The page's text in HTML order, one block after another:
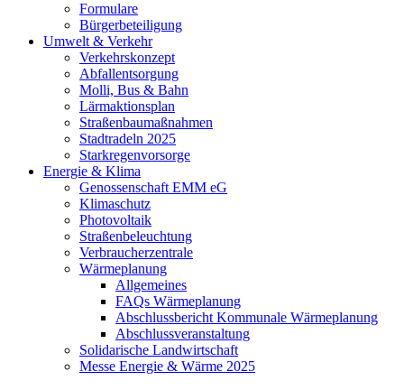
Formulare
Bürgerbeteiligung
Umwelt & Verkehr
Verkehrskonzept
Abfallentsorgung
Molli, Bus & Bahn
Lärmaktionsplan
Straßenbaumaßnahmen
Stadtradeln 2025
Starkregenvorsorge
Energie & Klima
Genossenschaft EMM eG
Klimaschutz
Photovoltaik
Straßenbeleuchtung
Verbraucherzentrale
Wärmeplanung
Allgemeines
FAQs Wärmeplanung
Abschlussbericht Kommunale Wärmeplanung
Abschlussveranstaltung
Solidarische Landwirtschaft
Messe Energie & Wärme 2025